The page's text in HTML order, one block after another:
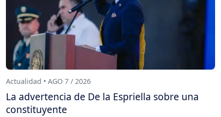
Actualidad • AGO 7 / 2026
La advertencia de De la Espriella sobre una
constituyente